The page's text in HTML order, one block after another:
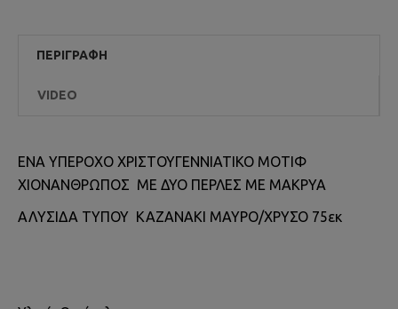
ΠΕΡΙΓΡΑΦΉ
VIDEO
ΕΝΑ ΥΠΕΡΟΧΟ ΧΡΙΣΤΟΥΓΕΝΝΙΑΤΙΚΟ ΜΟΤΙΦ
ΧΙΟΝΑΝΘΡΩΠΟΣ ΜΕ ΔΥΟ ΠΕΡΛΕΣ ΜΕ ΜΑΚΡΥΑ
ΑΛΥΣΙΔΑ ΤΥΠΟΥ ΚΑΖΑΝΑΚΙ ΜΑΥΡΟ/ΧΡΥΣΟ 75εκ